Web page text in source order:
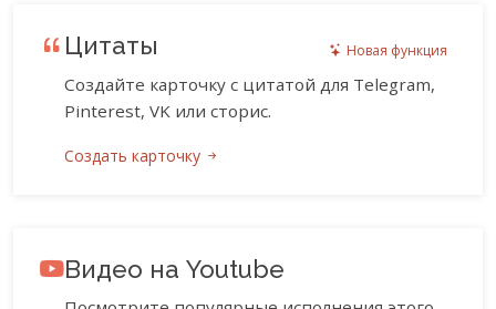
Цитаты Новая функция
Создайте карточку с цитатой для Telegram,
Pinterest, VK или сторис.
Создать карточку
Видео на Youtube